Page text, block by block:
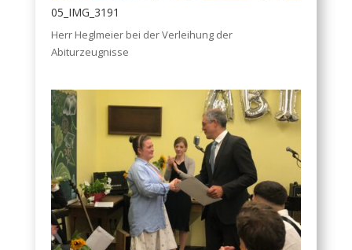
05_IMG_3191
Herr Heglmeier bei der Verleihung der
Abiturzeugnisse